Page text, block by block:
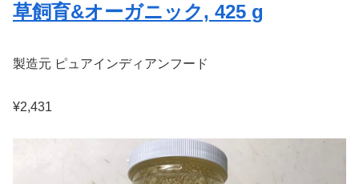
草飼育&オーガニック, 425 g
製造元 ピュアインディアンフード
¥2,431